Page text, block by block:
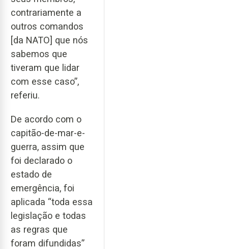
contrariamente a
outros comandos
[da NATO] que nós
sabemos que
tiveram que lidar
com esse caso”,
referiu.
De acordo com o
capitão-de-mar-e-
guerra, assim que
foi declarado o
estado de
emergência, foi
aplicada “toda essa
legislação e todas
as regras que
foram difundidas”